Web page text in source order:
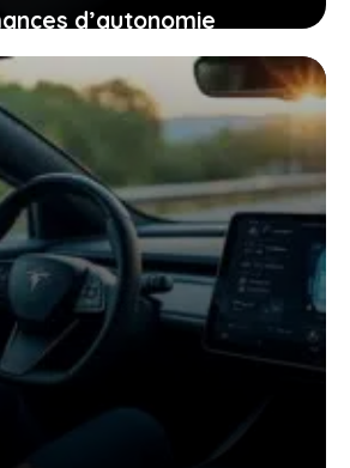
d’autonomie
tesla model y qui vont
regard sur la voiture